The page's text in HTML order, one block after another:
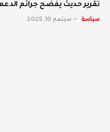
تقرير حديث يفضح جرائم
سياسة سبتمبر 10, 2025